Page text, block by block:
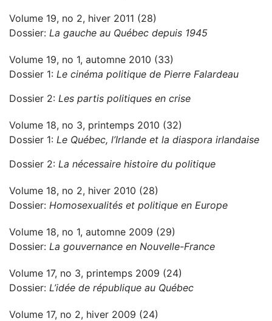
Volume 19, no 2, hiver 2011 (28)
Dossier: La gauche au Québec depuis 1945
Volume 19, no 1, automne 2010 (33)
Dossier 1: Le cinéma politique de Pierre Falardeau
Dossier 2: Les partis politiques en crise
Volume 18, no 3, printemps 2010 (32)
Dossier 1: Le Québec, l’Irlande et la diaspora irlandaise
Dossier 2: La nécessaire histoire du politique
Volume 18, no 2, hiver 2010 (28)
Dossier: Homosexualités et politique en Europe
Volume 18, no 1, automne 2009 (29)
Dossier: La gouvernance en Nouvelle-France
Volume 17, no 3, printemps 2009 (24)
Dossier: L’idée de république au Québec
Volume 17, no 2, hiver 2009 (24)